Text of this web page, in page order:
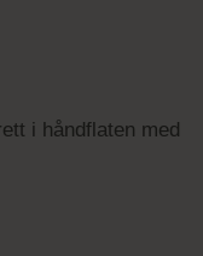
i håndflaten med